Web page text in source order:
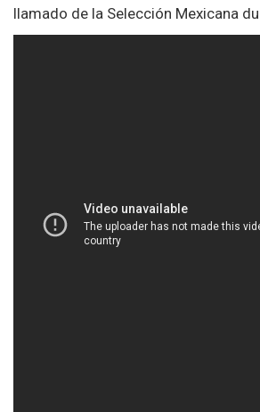
llamado de la Selección Mexicana